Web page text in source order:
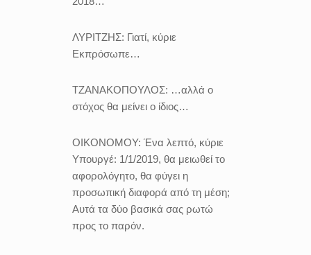
ΛΥΡΙΤΖΗΣ: Γιατί, κύριε
Εκπρόσωπε…
ΤΖΑΝΑΚΟΠΟΥΛΟΣ: …αλλά ο
στόχος θα μείνει ο ίδιος…
ΟΙΚΟΝΟΜΟΥ: Ένα λεπτό, κύριε
Υπουργέ: 1/1/2019, θα μειωθεί το
αφορολόγητο, θα φύγει η
προσωπική διαφορά από τη μέση;
Αυτά τα δύο βασικά σας ρωτώ
προς το παρόν.